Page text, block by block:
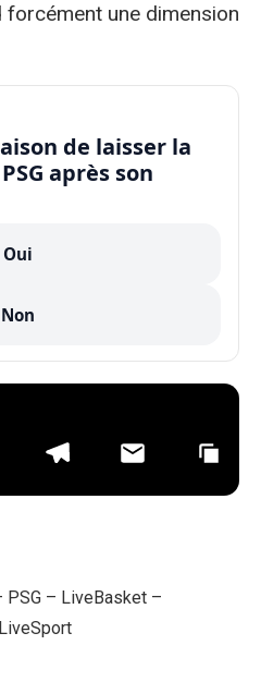
forcément une dimension
de laisser la
après son
Oui
Non
PSG – LiveBasket –
LiveSport